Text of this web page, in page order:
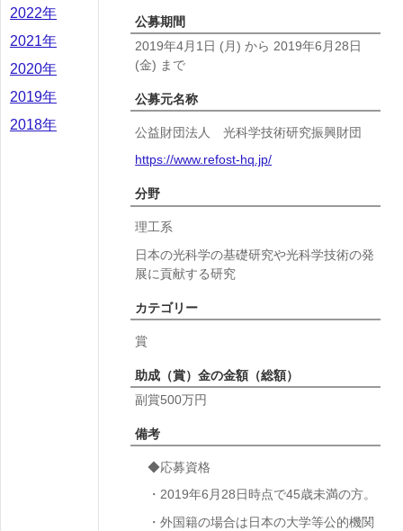
2022年
2021年
2020年
2019年
2018年
公募期間
2019年4月1日 (月) から 2019年6月28日
(金) まで
公募元名称
公益財団法人 光科学技術研究振興財団
https://www.refost-hq.jp/
分野
理工系
日本の光科学の基礎研究や光科学技術の発
展に貢献する研究
カテゴリー
賞
助成（賞）金の金額（総額）
副賞500万円
備考
◆応募資格
・2019年6月28日時点で45歳未満の方。
・外国籍の場合は日本の大学等公的機関